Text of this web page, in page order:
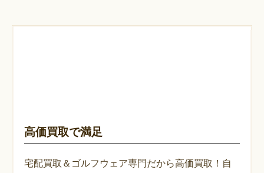
高価買取で満足
宅配買取＆ゴルフウェア専門だから高価買取！自